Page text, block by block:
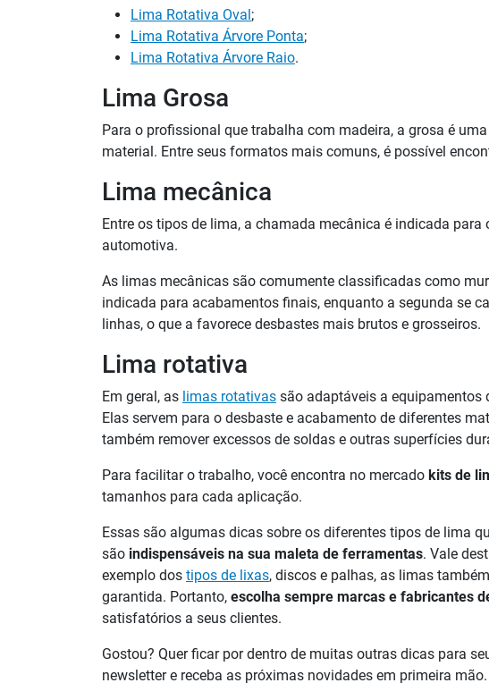
Lima Rotativa Oval ;
Lima Rotativa Árvore Ponta;
Lima Rotativa Árvore Raio.
Lima Grosa
Para o profissional que trabalha com madeira, a grosa é
material. Entre seus formatos mais comuns, é possível
Lima mecânica
Entre os tipos de lima, a chamada mecânica é indicada
automotiva.
As limas mecânicas são comumente classificadas como
indicada para acabamentos finais, enquanto a segunda se
linhas, o que a favorece desbastes mais brutos e grosseiros.
Lima rotativa
Em geral, as limas rotativas são adaptáveis a equipamentos
Elas servem para o desbaste e acabamento de diferentes
também remover excessos de soldas e outras superfícies
Para facilitar o trabalho, você encontra no mercado kits de
tamanhos para cada aplicação.
Essas são algumas dicas sobre os diferentes tipos de lima
são indispensáveis na sua maleta de ferramentas. Vale
exemplo dos tipos de lixas, discos e palhas, as limas
garantida. Portanto, escolha sempre marcas e fabricantes
satisfatórios a seus clientes.
Gostou? Quer ficar por dentro de muitas outras dicas para
newsletter e receba as próximas novidades em primeira